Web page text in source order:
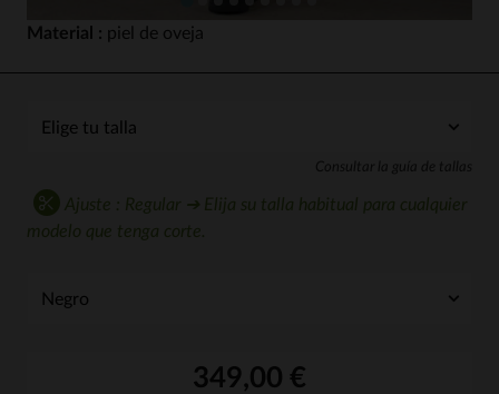
Material : piel de oveja
Consultar la guía de tallas
Ajuste : Regular ➔ Elija su talla habitual para cualquier
modelo que tenga corte.
349,00 €